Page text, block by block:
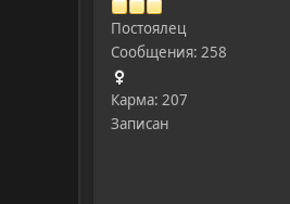
Постоялец
Сообщения: 258
Карма: 207
Записан